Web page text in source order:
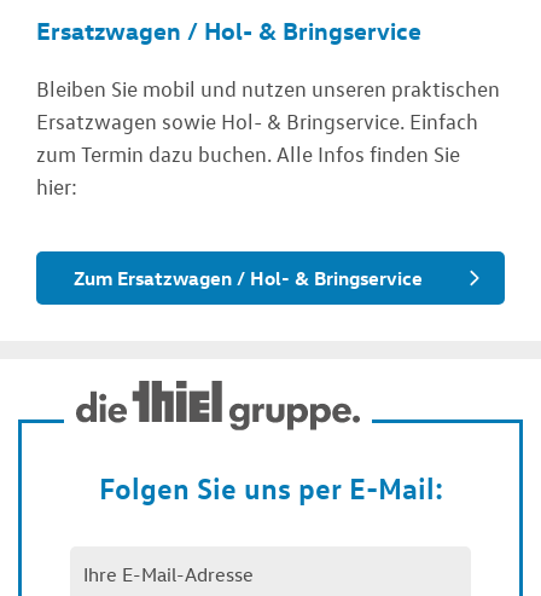
Ersatzwagen / Hol- & Bringservice
Bleiben Sie mobil und nutzen unseren praktischen
Ersatzwagen sowie Hol- & Bringservice. Einfach
zum Termin dazu buchen. Alle Infos finden Sie
hier:
Zum Ersatzwagen / Hol- & Bringservice
Folgen Sie uns per E-Mail: